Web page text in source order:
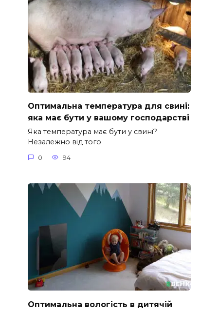
Оптимальна температура для свині:
яка має бути у вашому господарстві
Яка температура має бути у свині?
Незалежно від того
0 94
Оптимальна вологість в дитячій